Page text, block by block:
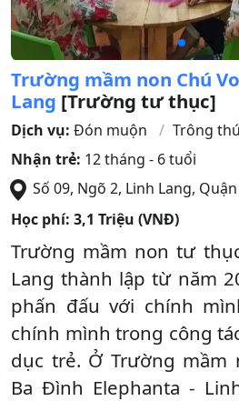
Trường mầm non Chú
Lang [Trường tư thục]
Dịch vụ: Đón muộn Trông
Nhận trẻ: 12 tháng - 6 tuổi
Số 09, Ngõ 2, Linh Lang,
Học phí: 3,1 Triệu (VNĐ)
Trường mầm non tư
Lang thành lập từ năm
phấn đấu với chính
chính mình trong công
dục trẻ. Ở Trường
Ba Đình Elephanta -